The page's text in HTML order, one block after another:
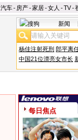
汽车- 房产-家居-女人 -TV-
新闻
杨佳注射死刑 郎平离
中国21位漂亮女市长
每日焦点